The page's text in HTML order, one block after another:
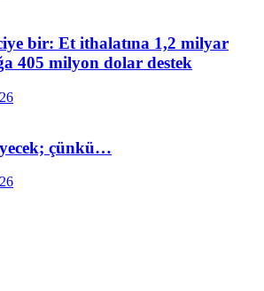
bir: Et ithalatına 1,2 milyar
405 milyon dolar destek
çünkü…